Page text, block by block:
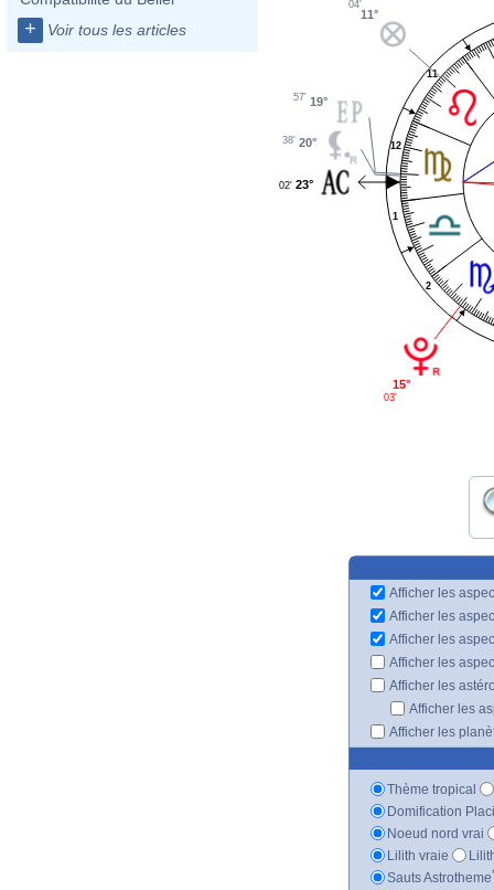
+ Voir tous les articles
1
2
11
12
11°
04'
19°
57'
20°
38'
23°
02'
15°
03'
Afficher les
Afficher les
Afficher les
Afficher les
Afficher les
Afficher les
Afficher les
Thème tropical
Domification
Noeud nord vrai
Lilith vraie
Sauts Astrotheme